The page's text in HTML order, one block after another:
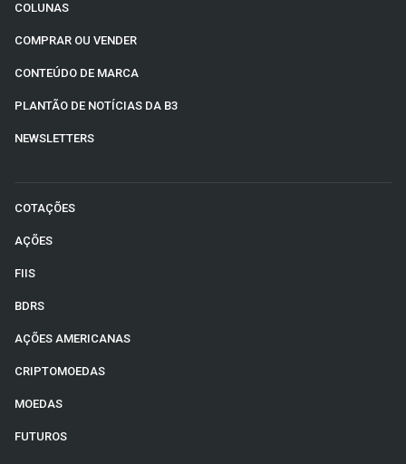
COLUNAS
COMPRAR OU VENDER
CONTEÚDO DE MARCA
PLANTÃO DE NOTÍCIAS DA B3
NEWSLETTERS
COTAÇÕES
AÇÕES
FIIS
BDRS
AÇÕES AMERICANAS
CRIPTOMOEDAS
MOEDAS
FUTUROS